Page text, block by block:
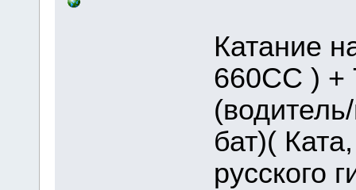
Катание
660CC ) +
бат)(
русского